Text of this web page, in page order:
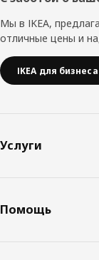
Мы в IKEA,
отличные цены и
IKEA для бизнеса
Услуги
Помощь